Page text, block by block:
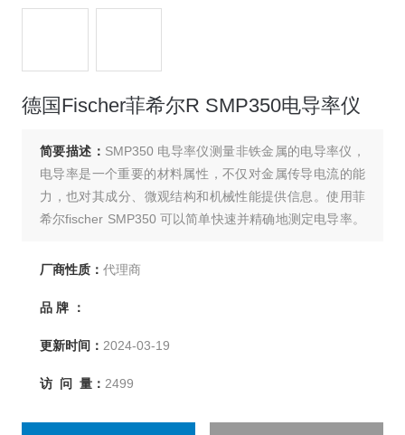
德国Fischer菲希尔R SMP350电导率仪
简要描述： SMP350 电导率仪测量非铁金属的电导率仪，
电导率是一个重要的材料属性，不仅对金属传导电流的能
力，也对其成分、微观结构和机械性能提供信息。使用菲
希尔fischer SMP350 可以简单快速并精确地测定电导率。
厂商性质： 代理商
品 牌 ：
更新时间： 2024-03-19
访 问 量： 2499